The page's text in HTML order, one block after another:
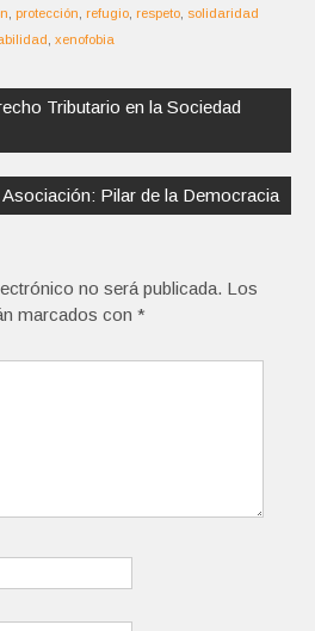
protección refugio respeto solidaridad
xenofobia
Tributario en la Sociedad
Pilar de la Democracia
no será publicada. Los
marcados con *